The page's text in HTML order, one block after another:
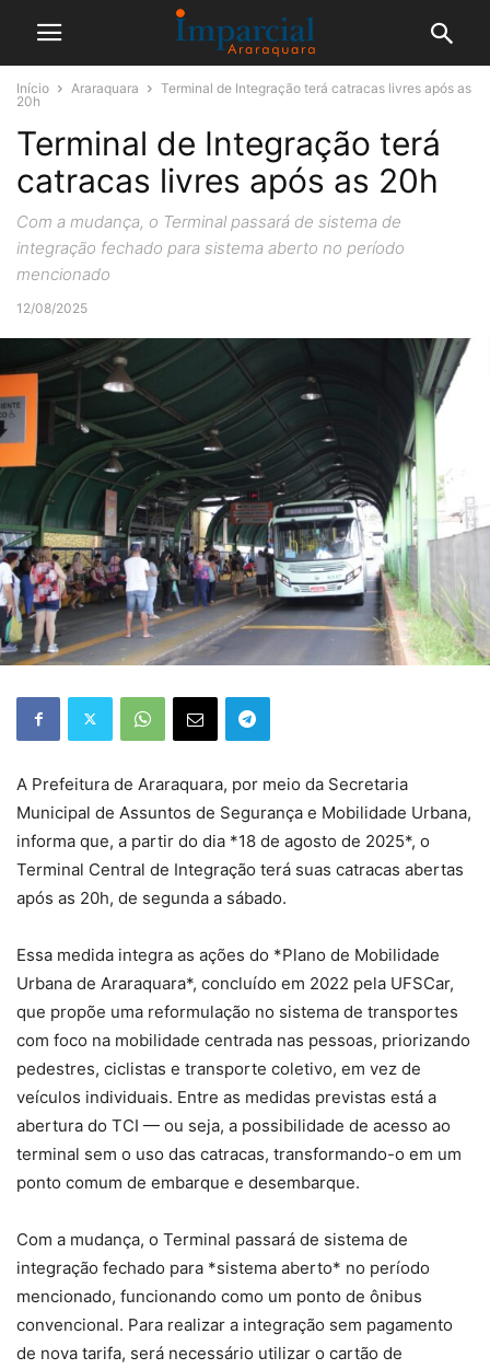
Início Araraquara
Terminal de Integração terá catracas livres após as
20h
Terminal de Integração terá
catracas livres após as 20h
Com a mudança, o Terminal passará de sistema de
integração fechado para sistema aberto no período
mencionado
12/08/2025
A Prefeitura de Araraquara, por meio da Secretaria
Municipal de Assuntos de Segurança e Mobilidade Urbana,
informa que, a partir do dia *18 de agosto de 2025*, o
Terminal Central de Integração terá suas catracas abertas
após as 20h, de segunda a sábado.
Essa medida integra as ações do *Plano de Mobilidade
Urbana de Araraquara*, concluído em 2022 pela UFSCar,
que propõe uma reformulação no sistema de transportes
com foco na mobilidade centrada nas pessoas, priorizando
pedestres, ciclistas e transporte coletivo, em vez de
veículos individuais. Entre as medidas previstas está a
abertura do TCI — ou seja, a possibilidade de acesso ao
terminal sem o uso das catracas, transformando-o em um
ponto comum de embarque e desembarque.
Com a mudança, o Terminal passará de sistema de
integração fechado para *sistema aberto* no período
mencionado, funcionando como um ponto de ônibus
convencional. Para realizar a integração sem pagamento
de nova tarifa, será necessário utilizar o cartão de